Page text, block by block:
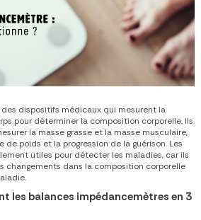
dispositifs médicaux qui mesurent la
pour déterminer la composition corporelle. Ils
la masse grasse et la masse musculaire,
de poids et la progression de la guérison. Les
utiles pour détecter les maladies, car ils
changements dans la composition corporelle
les balances impédancemètres en 3